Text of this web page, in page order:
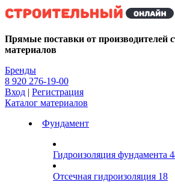
Kg
Прямые поставки от производителей
материалов
Бренды
8 920 276-19-00
Вход | Регистрация
Каталог материалов
Фундамент
Гидроизоляция фундамента
Отсечная гидроизоляция 18